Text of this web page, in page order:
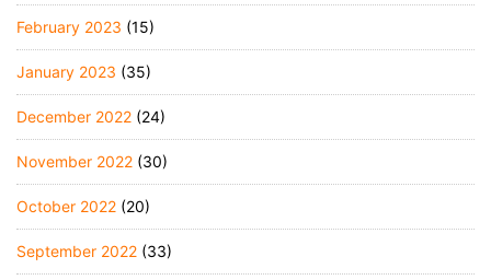
February 2023 (15)
January 2023 (35)
December 2022 (24)
November 2022 (30)
October 2022 (20)
September 2022 (33)